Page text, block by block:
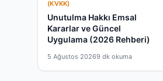
(KVKK)
Unutulma Hakkı Emsal
Kararlar ve Güncel
Uygulama (2026 Rehberi)
5 Ağustos 20269 dk okuma